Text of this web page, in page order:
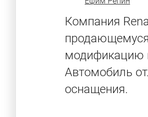
Компания
модификацию
Автомобиль
оснащения.